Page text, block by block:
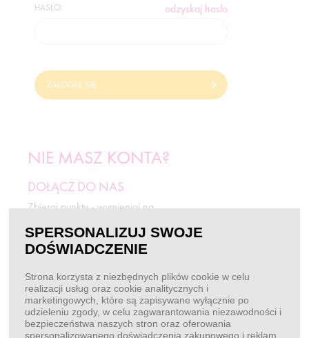
HASŁO: odzyskaj hasło
ZALOGUJ SIĘ
NIE MASZ KONTA?
DOŁĄCZ DO NAS
Zbieraj punkty - wymieniaj na
ZAREJESTRUJ SIĘ
BEZ LOGOWANIA
Chcę złożyć zamówienie
SPERSONALIZUJ SWOJE
DOŚWIADCZENIE
Strona korzysta z niezbędnych plików cookie w celu
realizacji usług oraz cookie analitycznych i
marketingowych, które są zapisywane wyłącznie po
udzieleniu zgody, w celu zagwarantowania niezawodności i
bezpieczeństwa naszych stron oraz oferowania
spersonalizowanego doświadczenia zakupowego i reklam.